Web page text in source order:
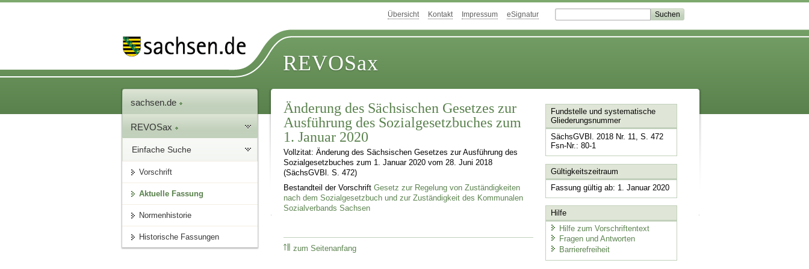
Übersicht Kontakt Impressum eSignatur
REVOSax
sachsen.de
REVOSax
Einfache Suche
Vorschrift
Aktuelle Fassung
Normenhistorie
Historische Fassungen
Änderung des Sächsischen Gesetzes zur
Ausführung des Sozialgesetzbuches zum
1. Januar 2020
Vollzitat: Änderung des Sächsischen Gesetzes zur Ausführung des
Sozialgesetzbuches zum 1. Januar 2020 vom 28. Juni 2018
(SächsGVBl. S. 472)
Bestandteil der VorschriftGesetz zur Regelung von Zuständigkeiten
nach dem Sozialgesetzbuch und zur Zuständigkeit des Kommunalen
Sozialverbands Sachsen
zum Seitenanfang
Fundstelle und systematische
Gliederungsnummer
SächsGVBl. 2018 Nr. 11, S. 472
Fsn-Nr.: 80-1
Gültigkeitszeitraum
Fassung gültig ab: 1. Januar 2020
Hilfe
Hilfe zum Vorschriftentext
Fragen und Antworten
Barrierefreiheit